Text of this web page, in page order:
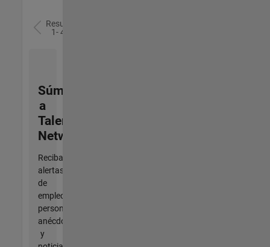
Resultados
1- 4 de
Súmese
a
Talent
Network
Reciba
alertas
de
empleo
personalizadas,
anécdotas
y